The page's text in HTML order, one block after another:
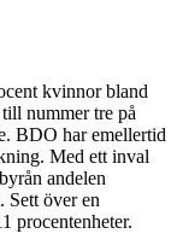
kvinnor bland
nummer tre på
BDO har emellertid
Med ett inval
andelen
Sett över en
procentenheter.